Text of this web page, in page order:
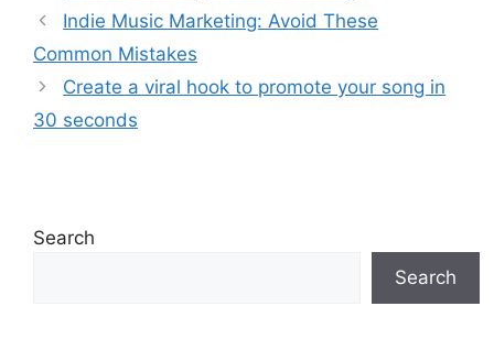
Indie Music Marketing: Avoid These
Common Mistakes
Create a viral hook to promote your song in
30 seconds
Search
Search